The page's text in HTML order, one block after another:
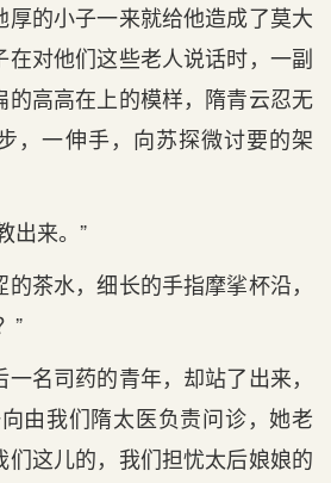
厚的小子一来就给他造成了莫大
在对他们这些老人说话时，一副
的高高在上的模样，隋青云忍无
，一伸手，向苏探微讨要的架
出来。”
茶水，细长的手指摩挲杯沿，
”
名司药的青年，却站了出来，
由我们隋太医负责问诊，她老
们这儿的，我们担忧太后娘娘的